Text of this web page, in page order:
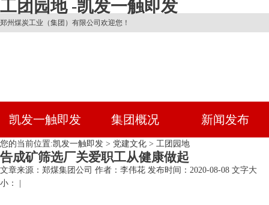
工团园地 -凯发一触即发
郑州煤炭工业（集团）有限公司欢迎您！
凯发一触即发 集团概况 新闻发布
您的当前位置:凯发一触即发 > 党建文化 > 工团园地
告成矿筛选厂关爱职工从健康做起
文章来源：郑煤集团公司 作者：李伟花 发布时间：2020-08-08 文字大
小： |